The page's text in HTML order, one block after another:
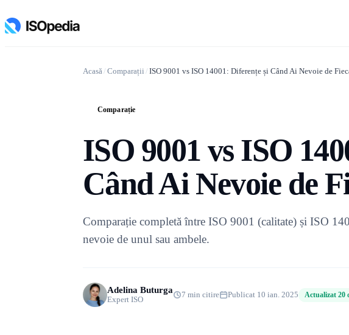
Acasă/ Comparații / ISO 9001 vs ISO 14001: Diferențe și Când Ai Nevoie de
Comparație
ISO 9001 vs ISO
Când Ai Nevoie de
Comparație completă între ISO 9001 (calitate) și ISO
nevoie de unul sau ambele.
Adelina Buturga
Expert ISO
7 min citire Publicat 10 ian. 2025 Actualizat 20